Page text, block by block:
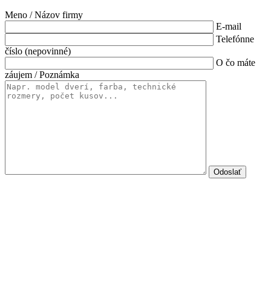
Meno / Názov firmy
E-mail
Telefónne
číslo (nepovinné)
O čo máte
záujem / Poznámka